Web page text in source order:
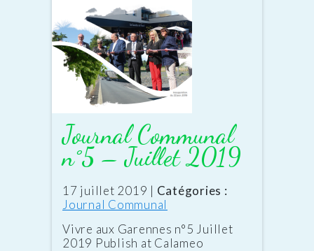
Journal Communal
n°5 – Juillet 2019
Date
:
17 juillet 2019 | Catégories :
Journal Communal
Vivre aux Garennes n°5 Juillet
2019 Publish at Calameo